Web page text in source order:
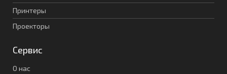
Принтеры
Проекторы
Сервис
О нас